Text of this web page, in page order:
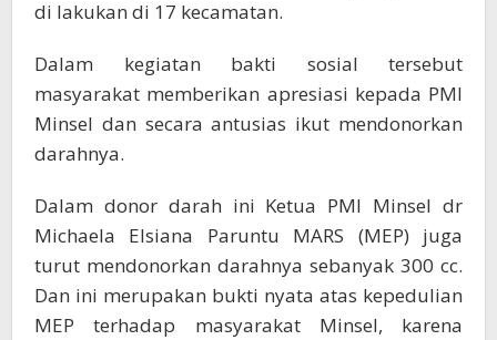
di lakukan di 17 kecamatan.
Dalam kegiatan bakti sosial tersebut
masyarakat memberikan apresiasi kepada PMI
Minsel dan secara antusias ikut mendonorkan
darahnya.
Dalam donor darah ini Ketua PMI Minsel dr
Michaela Elsiana Paruntu MARS (MEP) juga
turut mendonorkan darahnya sebanyak 300 cc.
Dan ini merupakan bukti nyata atas kepedulian
MEP terhadap masyarakat Minsel, karena